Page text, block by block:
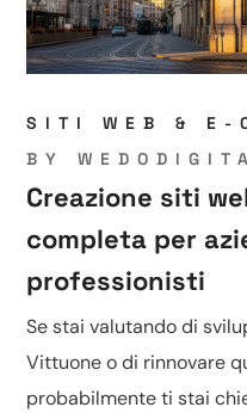
SITI WEB & E-
BY
Creazione siti
completa per
professionisti
Se stai valutando di
Vittuone o di rinnovare
probabilmente ti stai